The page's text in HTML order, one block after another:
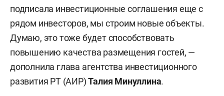
подписала инвестиционные соглашения еще с
рядом инвесторов, мы строим новые объекты.
Думаю, это тоже будет способствовать
повышению качества размещения гостей, —
дополнила глава агентства инвестиционного
развития РТ (АИР)Талия Минуллина.